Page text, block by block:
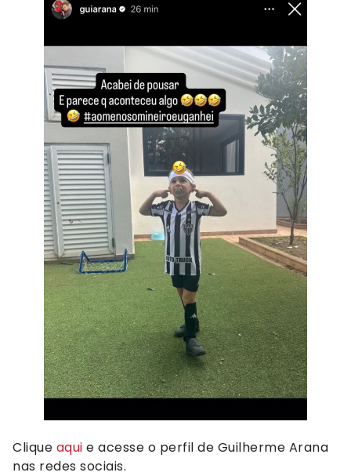
Clique aqui e acesse o perfil de Guilherme Arana
nas redes sociais.